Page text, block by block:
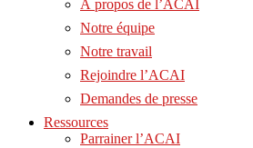
À propos de l’ACAI
Notre équipe
Notre travail
Rejoindre l’ACAI
Demandes de presse
Ressources
Parrainer l’ACAI